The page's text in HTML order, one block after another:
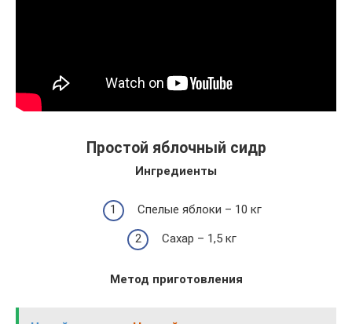
Простой яблочный сидр
Ингредиенты
Спелые яблоки – 10 кг
Сахар – 1,5 кг
Метод приготовления